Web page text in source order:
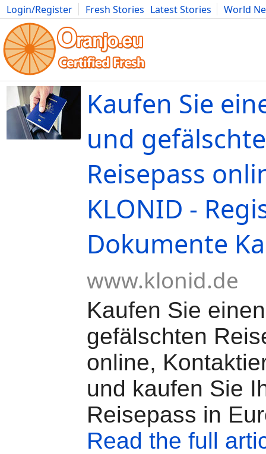
Login/Register Fresh Stories Latest Stories
World
Movies Anime Music Art Cars Advice Science
Kaufen Sie
und
Reisepass
KLONID -
Dokumente
www.klonid.de
Kaufen Sie
gefälschten
online,
und kaufen Sie
Reisepass in
Read the full